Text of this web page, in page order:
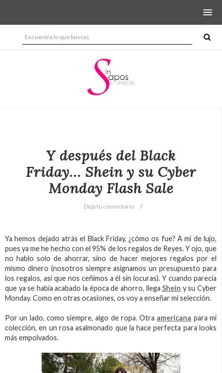
Y después del Black
Friday... Shein y su Cyber
Monday Flash Sale
Deja tu comentario
Ya hemos dejado atrás el Black Friday, ¿cómo os fue? A mí de lujo,
pues ya me he hecho con el 95% de los regalos de Reyes. Y ojo, que
no hablo solo de ahorrar, sino de hacer mejores regalos por el
mismo dinero (nosotros siempre asignamos un presupuesto para
los regalos, así que nos ceñimos a él sin locuras). Y cuando parecía
que ya se había acabado la época de ahorro, llegaShein y su Cyber
Monday. Como en otras ocasiones, os voy a enseñar mi selección.
Por un lado, como siempre, algo de ropa. Otra americana para mi
colección, en un rosa asalmonado que la hace perfecta para looks
más empolvados.